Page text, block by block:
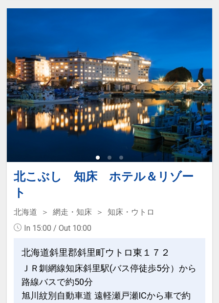
水風呂はしっかりつかれるように深めの
【諸注意】
※全室禁煙です。喫煙の際は1階喫煙場
所をご利用ください。
※2026年4月1日宿泊より北海道宿泊税
のお支払いが別途必要です。（宿泊料
金：～2万円未満100円・2万～5万円未
満200円・5万円～500円）
※2025年7月1日以降ご宿泊より入湯税
としたプランとなっており、旅行代理店
様・ランドオペレーター様等、再販・転
んのでご了承ください。
万が一、発覚した場合、そのご予約を無
効とさせて頂きます。
また、小さなお子様用グッズをご用意し
補助便座、ベッドガード、オムツ専用ゴ
ミ箱、お子様用DVD、ベビーソープ、お
子様用浴衣など（数に限りがございま
是非ご家族でご宿泊ください♪
31日
インターネットコース番号：DP-1-
17391404
北こぶし 知床 ホテル＆リゾー
ト
北海道 網走・知床
知床・ウトロ
In 15:00 / Out 10:00
北海道斜里郡斜里町ウトロ東１７２
ＪＲ釧網線知床斜里駅(バス停徒歩5分）から
路線バスで約50分
旭川紋別自動車道 遠軽瀬戸瀬ICから車で約